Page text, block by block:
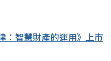
：智慧財產的運用》上市